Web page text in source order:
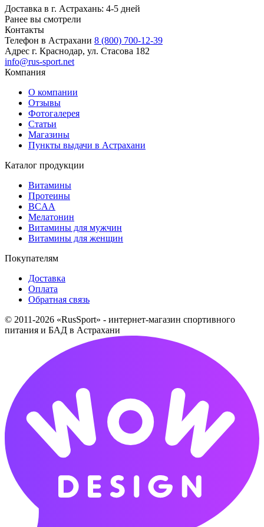
Доставка в г. Астрахань: 4-5 дней
Ранее вы смотрели
Контакты
Телефон в Астрахани 8 (800) 700-12-39
Адрес г. Краснодар, ул. Стасова 182
info@rus-sport.net
Компания
О компании
Отзывы
Фотогалерея
Статьи
Магазины
Пункты выдачи в Астрахани
Каталог продукции
Витамины
Протеины
BCAA
Мелатонин
Витамины для мужчин
Витамины для женщин
Покупателям
Доставка
Оплата
Обратная связь
© 2011-2026 «RusSport» - интернет-магазин спортивного
питания и БАД в Астрахани